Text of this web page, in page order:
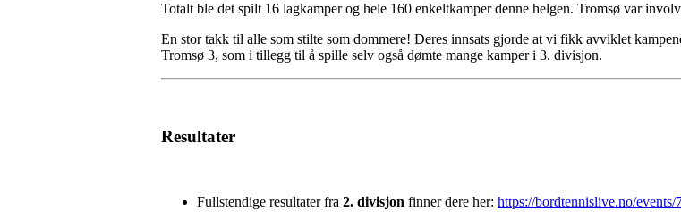
Totalt ble det spilt 16 lagkamper og hele 160 enkeltkamper denne helgen. Tromsø var
En stor takk til alle som stilte som dommere! Deres innsats gjorde at vi fikk avviklet
Tromsø 3, som i tillegg til å spille selv også dømte mange kamper i 3. divisjon.
Resultater
Fullstendige resultater fra 2. divisjon finner dere her: https://bordtennislive.no/events/